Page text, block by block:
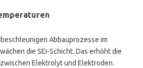
Abbauprozesse im
die SEI-Schicht. Das erhöht die
Elektrolyt und Elektroden.